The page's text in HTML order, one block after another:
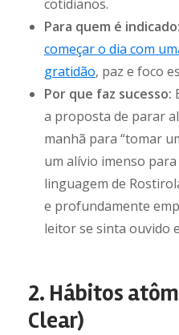
cotidianos.
Para quem é indicado:
começar o dia com
gratidão, paz e foco
Por que faz sucesso:
a proposta de parar
manhã para “tomar
um alívio imenso
linguagem de
e profundamente
leitor se sinta ouvido
2. Hábitos
Clear)